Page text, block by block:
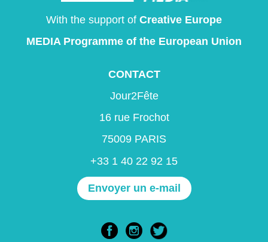
With the support of Creative Europe
MEDIA Programme of the European Union
CONTACT
Jour2Fête
16 rue Frochot
75009 PARIS
+33 1 40 22 92 15
Envoyer un e-mail